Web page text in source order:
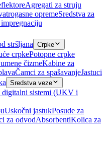
Agregati za struju
opremeSredstva za
stršljana Crpke
crpkePotopne crpke
čizmeKabine za
Čamci za spašavanjeJastuci
Sredstva veze
digitalni sistemi (UKV i
Uskočni jastukPosude za
za odvodAbsorbentiKolica za